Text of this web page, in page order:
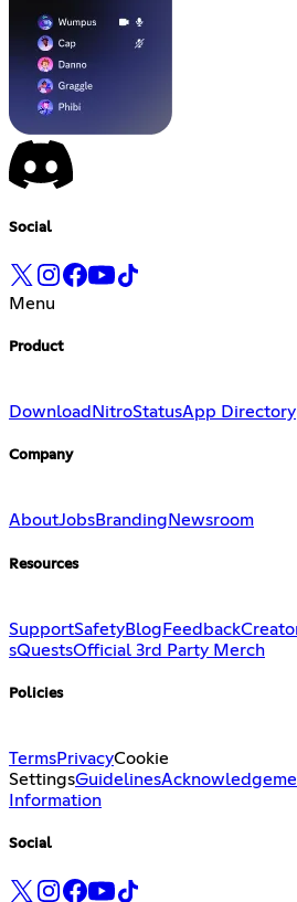
Social
Menu
Product
Download NitroStatusApp Directory
Company
AboutJobsBranding Newsroom
Resources
SupportSafetyBlog Feedback
sQuestsOfficial 3rd Party Merch
Policies
TermsPrivacyCookie
SettingsGuidelines
Information
Social